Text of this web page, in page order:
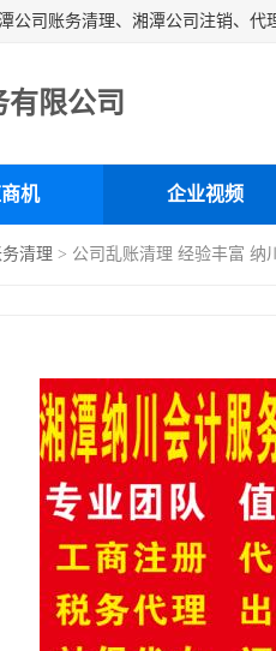
限公司
机 企业视频
清理 > 公司乱账清理 经验丰富 纳